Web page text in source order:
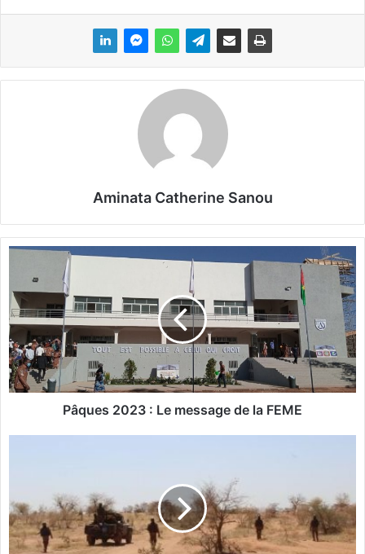
Aminata Catherine Sanou
q
u
e
s
2
0
2
e
s
Pâques 2023 : Le message de la FEME
a
g
e